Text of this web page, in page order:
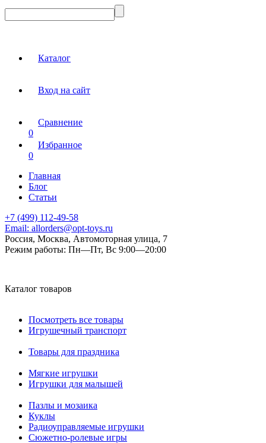
Каталог
Вход на сайт
Сравнение
0
Избранное
0
Главная
Блог
Статьи
+7 (499) 112-49-58
Email: allorders@opt-toys.ru
Россия, Москва, Автомоторная улица, 7
Режим работы: Пн—Пт, Вс 9:00—20:00
Каталог товаров
Посмотреть все товары
Игрушечный транспорт
Товары для праздника
Мягкие игрушки
Игрушки для малышей
Пазлы и мозаика
Куклы
Радиоуправляемые игрушки
Сюжетно-ролевые игры